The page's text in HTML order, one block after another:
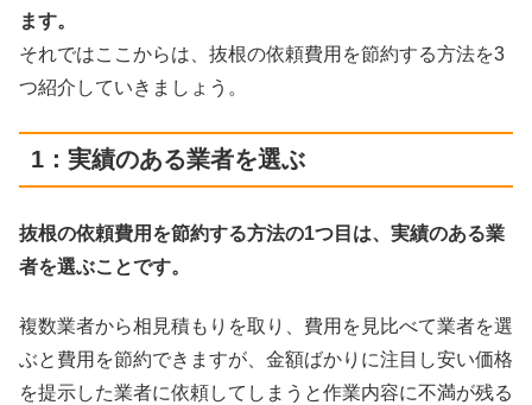
ます。
それではここからは、抜根の依頼費用を節約する方法を3
つ紹介していきましょう。
1：実績のある業者を選ぶ
抜根の依頼費用を節約する方法の1つ目は、実績のある業
者を選ぶことです。
複数業者から相見積もりを取り、費用を見比べて業者を選
ぶと費用を節約できますが、金額ばかりに注目し安い価格
を提示した業者に依頼してしまうと作業内容に不満が残る